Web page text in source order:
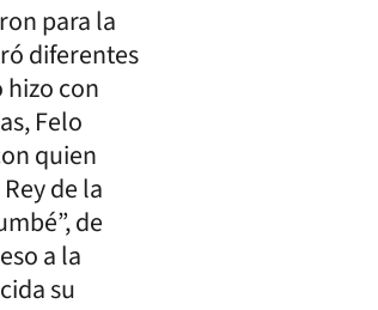
para la
diferentes
con
Felo
quien
de la
de
a la
su